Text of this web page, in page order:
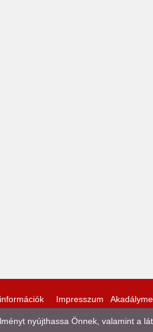
Impresszum
nyújthassa Önnek, valamint a